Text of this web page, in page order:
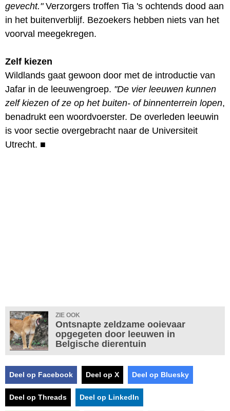
gevecht."Verzorgers troffen Tia 's ochtends dood aan
in het buitenverblijf. Bezoekers hebben niets van het
voorval meegekregen.
Zelf kiezen
Wildlands gaat gewoon door met de introductie van
Jafar in de leeuwengroep. "De vier leeuwen kunnen
zelf kiezen of ze op het buiten- of binnenterrein lopen,
benadrukt een woordvoerster. De overleden leeuwin
is voor sectie overgebracht naar de Universiteit
Utrecht. ■
ZIE OOK
Ontsnapte zeldzame ooievaar
opgegeten door leeuwen in
Belgische dierentuin
Deel op Facebook Deel op X Deel op Bluesky
Deel op Threads Deel op LinkedIn